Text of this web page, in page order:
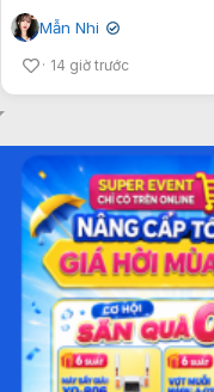
Mẫn Nhi ✔
14 giờ trước